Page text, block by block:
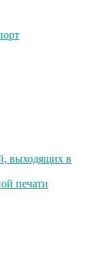
выходящих в
печати